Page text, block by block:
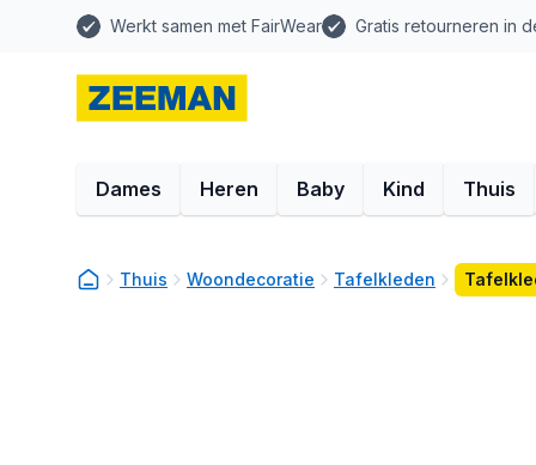
Werkt samen met FairWear Gratis retourneren in
Dames Heren Baby Kind Thuis
Thuis Woondecoratie Tafelkleden